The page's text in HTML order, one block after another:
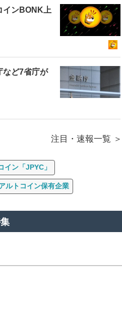
インBONK上
など7省庁が
注目・速報一覧
イン「JPYC」
ルトコイン保有企業